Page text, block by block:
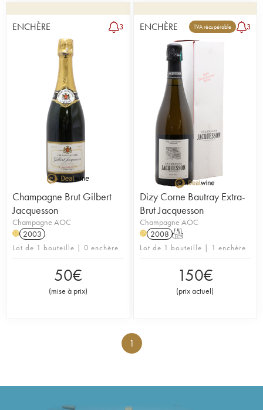
ENCHÈRE 3
Champagne Brut Gilbert
Jacquesson
Champagne AOC
H 2003
Lot de 1 bouteille | 0 enchère
50€
(mise à prix)
ENCHÈRE TVA récupérable 3
Dizy Corne Bautray Extra-
Brut Jacquesson
Champagne AOC
H 2008 T
Lot de 1 bouteille | 1 enchère
150€
(prix actuel)
1